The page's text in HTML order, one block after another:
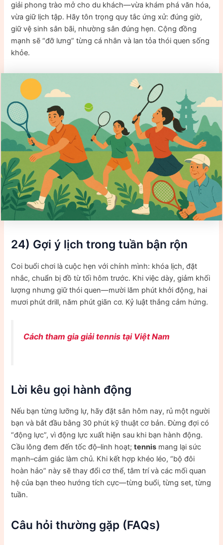
giải phong trào mở cho du khách—vừa khám phá văn hóa,
vừa giữ lịch tập. Hãy tôn trọng quy tắc ứng xử: đúng giờ,
giữ vệ sinh sân bãi, nhường sân đúng hẹn. Cộng đồng
mạnh sẽ “đỡ lưng” từng cá nhân và lan tỏa thói quen sống
khỏe.
24) Gợi ý lịch trong tuần bận rộn
Coi buổi chơi là cuộc hẹn với chính mình: khóa lịch, đặt
nhắc, chuẩn bị đồ từ tối hôm trước. Khi việc dày, giảm khối
lượng nhưng giữ thói quen—mười lăm phút khởi động, hai
mươi phút drill, năm phút giãn cơ. Kỷ luật thắng cảm hứng.
Cách tham gia giải tennis tại Việt Nam
Lời kêu gọi hành động
Nếu bạn từng lưỡng lự, hãy đặt sân hôm nay, rủ một người
bạn và bắt đầu bằng 30 phút kỹ thuật cơ bản. Đừng đợi có
“động lực”, vì động lực xuất hiện sau khi bạn hành động.
Cầu lông đem đến tốc độ–linh hoạt;tennis mang lại sức
mạnh–cảm giác làm chủ. Khi kết hợp khéo léo, “bộ đôi
hoàn hảo” này sẽ thay đổi cơ thể, tâm trí và các mối quan
hệ của bạn theo hướng tích cực—từng buổi, từng set, từng
tuần.
Câu hỏi thường gặp (FAQs)